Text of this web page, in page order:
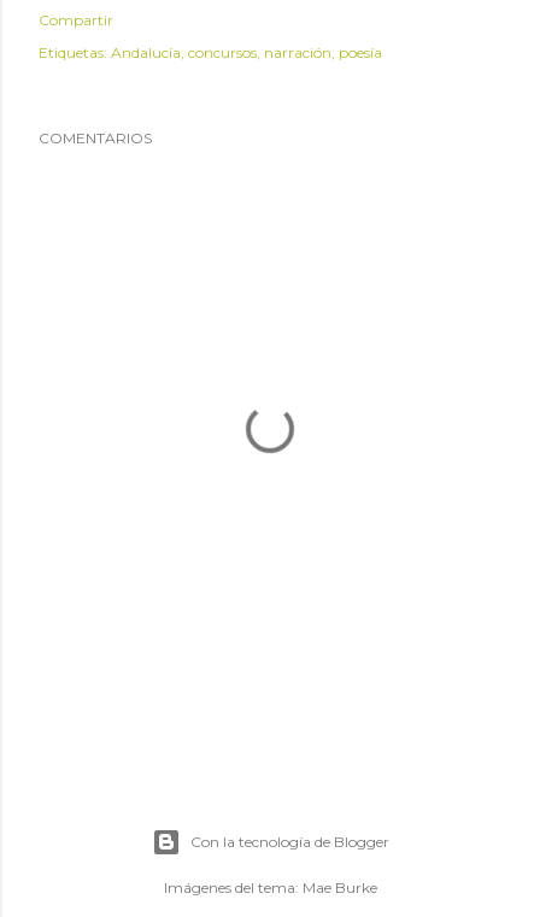
Compartir
Etiquetas: Andalucía concursos narración poesía
COMENTARIOS
Con la tecnología de Blogger
Imágenes del tema: Mae Burke